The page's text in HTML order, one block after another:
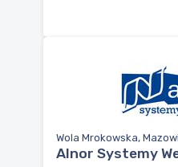
Wola Mrokowska,
Alnor Systemy